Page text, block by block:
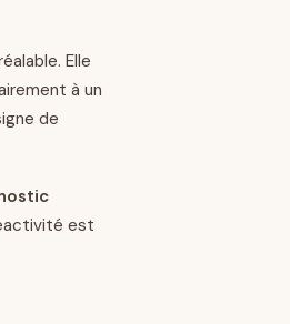
Elle
à un
de
est